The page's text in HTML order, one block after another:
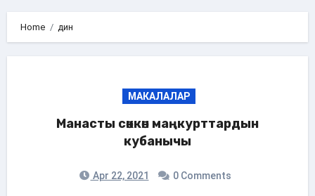
Home дин
МАКАЛАЛАР
Манасты сөккөн маңкурттардын
кубанычы
Apr 22, 2021 0 Comments